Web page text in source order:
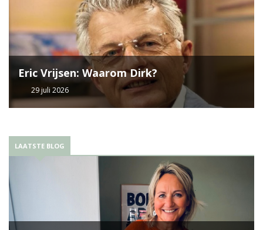
Eric Vrijsen: Waarom Dirk?
29 juli 2026
LAATSTE BLOG